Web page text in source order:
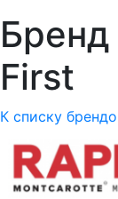
Бренд
First
К списку